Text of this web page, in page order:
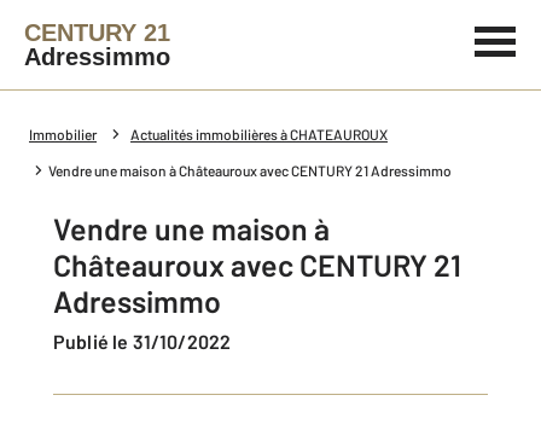
CENTURY 21
Adressimmo
Immobilier Actualités immobilières à CHATEAUROUX
Vendre une maison à Châteauroux avec CENTURY 21 Adressimmo
Vendre une maison à
Châteauroux avec CENTURY 21
Adressimmo
Publié le 31/10/2022